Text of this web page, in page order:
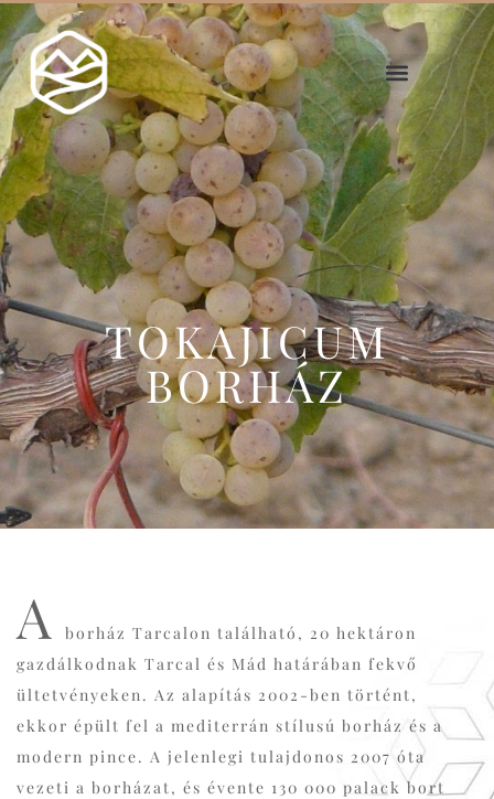
TOKAJICUM
BORHÁZ
A
borház Tarcalon található, 20 hektáron
gazdálkodnak Tarcal és Mád határában fekvő
ültetvényeken. Az alapítás 2002-ben történt,
ekkor épült fel a mediterrán stílusú borház és a
modern pince. A jelenlegi tulajdonos 2007 óta
vezeti a borházat, és évente 130 000 palack bort